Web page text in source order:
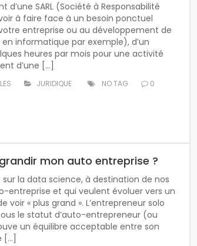
d’une SARL (Société à Responsabilité
à faire face à un besoin ponctuel
entreprise ou au développement de
informatique par exemple), d’un
heures par mois pour une activité
d’une […]
JURIDIQUE NO TAG 0
mon auto entreprise ?
la data science, à destination de nos
entreprise et qui veulent évoluer vers un
« plus grand ». L’entrepreneur solo
le statut d’auto-entrepreneur (ou
un équilibre acceptable entre son
[…]